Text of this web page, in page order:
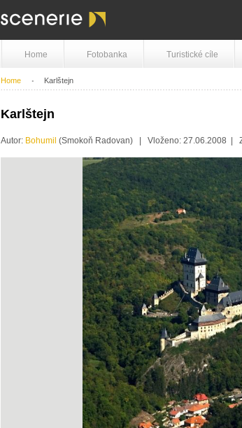
Home Fotobanka Turistické cíle
Home Karlštejn
Karlštejn
Autor: Bohumil (Smokoň Radovan) | Vloženo: 27.06.2008 |